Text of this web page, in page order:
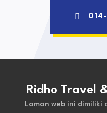
Ridho Travel
Laman web ini dimiliki